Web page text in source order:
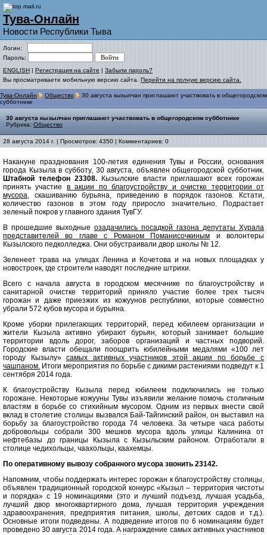
Тува-Онлайн
Новости Республики Тыва
Логин:
Пароль:
ENGLISH | Регистрация на сайте | Забыли пароль?
Вы просматриваете мобильную версию сайта. Перейти на полную версию сайта.
Тува-Онлайн Общество
30 августа кызылчан приглашают участвовать в общегородском
субботнике
30 августа кызылчан приглашают участвовать в общегородском субботнике
Рубрика: Общество
28 августа 2014 г. | Просмотров: 4350 | Комментариев: 0
Накануне празднования 100-летия единения Тувы и России, основания
города Кызыла в субботу, 30 августа, объявлен общегородской субботник.
Штабной телефон 23308. Кызылские власти приглашают всех горожан
принять участие в акции по благоустройству и очистке территории от
мусора, скашиванию бурьяна, приведению в порядок газонов. Кстати,
количество газонов в этом году приросло значительно. Подрастает
зеленый покров у главного здания ТувГУ.
В прошедшие выходные озадачились посадкой газона депутаты Хурала
представителей во главе с Романом Поманисочкиным и волонтеры
Кызылского педколледжа. Они обустраивали двор школы № 12.
Зеленеет трава на улицах Ленина и Кочетова и на новых площадках у
новостроек, где строители наводят последние штрихи.
Всего с начала августа в городском месячнике по благоустройству и
санитарной очистке территорий приняло участие более трех тысяч
горожан и даже приезжих из кожуунов республики, которые совместно
убрали 572 кубов мусора и бурьяна.
Кроме уборки прилегающих территорий, перед юбилеем организации и
жители Кызыла активно убирают бурьян, который занимает большие
территории вдоль дорог, заборов организаций и частных подворий.
Городские власти обещали поощрить юбилейными медалями «100 лет
городу Кызылу»самых активных участников этой акции по борьбе с
чашпаном. Итоги мероприятия по борьбе с дикими растениями подведут к 1
сентября 2014 года.
К благоустройству Кызыла перед юбилеем подключились не только
горожане. Некоторые кожууны Тувы изъявили желание помочь столичным
властям в борьбе со стихийным мусором. Одним из первых внести свой
вклад в столетие столицы вызвался Бай-Тайгинский район, он выставил на
борьбу за благоустройство города 74 человека. За четыре часа работы
добровольцы собрали 300 мешков мусора вдоль улицы Калинина от
нефтебазы до границы Кызыла с Кызыльским районом. Отработали в
столице чедихольцы, чаахольцы, каахемцы.
По оперативному вывозу собранного мусора звонить 23142.
Напомним, чтобы поддержать интерес горожан к благоустройству столицы,
объявлен традиционный городской конкурс «Кызыл – территория чистоты
и порядка» с 19 номинациями (это и лучший подъезд, лучшая усадьба,
лучший двор многоквартирного дома, лучшая территория учреждения
здравоохранения, предприятия питания, школы, детских садов и т.д.).
Основные итоги подведены. А подведение итогов по 6 номинациям будет
проведено 30 августа 2014 года. А награждение самых активных участников